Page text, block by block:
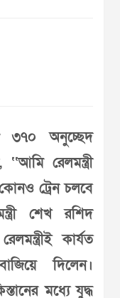
৩৭০ অনুচ্ছেদ
রেলমন্ত্রী
ট্রেন চলবে
শেখ রশিদ
কার্যত
দিলেন।
মধ্যে যুদ্ধ